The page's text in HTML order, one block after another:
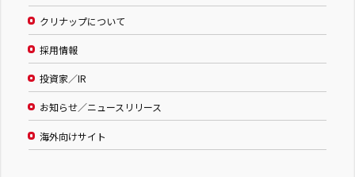
クリナップについて
採用情報
投資家／IR
お知らせ／ニュースリリース
海外向けサイト